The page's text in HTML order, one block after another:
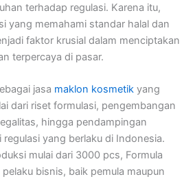
terhadap regulasi. Karena itu,
yang memahami standar halal dan
faktor krusial dalam menciptakan
terpercaya di pasar.
jasa maklon kosmetik yang
dari riset formulasi, pengembangan
hingga pendampingan
regulasi yang berlaku di Indonesia.
mulai dari 3000 pcs, Formula
bisnis, baik pemula maupun